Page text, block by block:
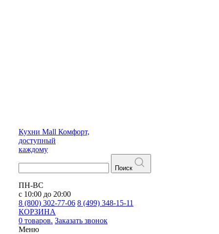
Кухни Mall Комфорт,
доступный
каждому
Поиск
ПН-ВС
с 10:00 до 20:00
8 (800) 302-77-06 8 (499) 348-15-11
КОРЗИНА
0 товаров. Заказать звонок
Меню